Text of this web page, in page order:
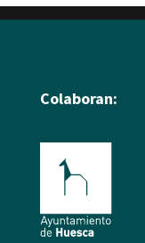
Colaboran: